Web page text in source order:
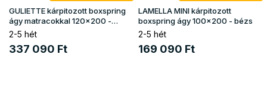
GULIETTE kárpitozott boxspring
ágy matracokkal 120x200 -
zöld
2-5 hét
337 090 Ft
LAMELLA MINI kárpitozott
boxspring ágy 100x200 - bézs
2-5 hét
169 090 Ft